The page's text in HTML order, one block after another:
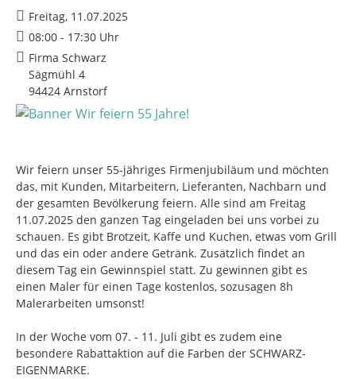
Freitag, 11.07.2025
08:00 - 17:30 Uhr
Firma Schwarz
Sägmühl 4
94424 Arnstorf
Wir feiern unser 55-jähriges Firmenjubiläum und möchten
das, mit Kunden, Mitarbeitern, Lieferanten, Nachbarn und
der gesamten Bevölkerung feiern. Alle sind am Freitag
11.07.2025 den ganzen Tag eingeladen bei uns vorbei zu
schauen. Es gibt Brotzeit, Kaffe und Kuchen, etwas vom Grill
und das ein oder andere Getränk. Zusätzlich findet an
diesem Tag ein Gewinnspiel statt. Zu gewinnen gibt es
einen Maler für einen Tage kostenlos, sozusagen 8h
Malerarbeiten umsonst!
In der Woche vom 07. - 11. Juli gibt es zudem eine
besondere Rabattaktion auf die Farben der SCHWARZ-
EIGENMARKE.